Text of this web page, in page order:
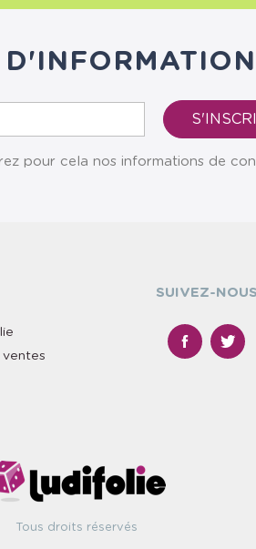
pour cela nos informations de
ventes
SUIVEZ-NOUS
Tous droits réservés